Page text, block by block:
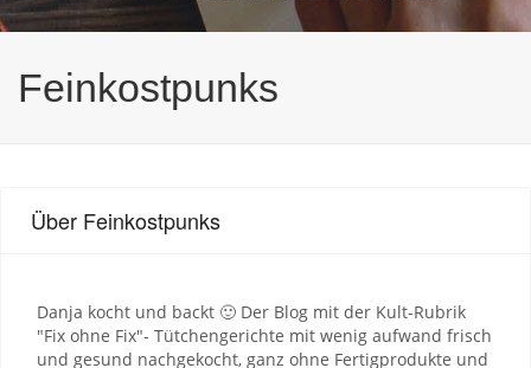
Feinkostpunks
Über Feinkostpunks
Danja kocht und backt 🙂 Der Blog mit der Kult-Rubrik
"Fix ohne Fix"- Tütchengerichte mit wenig aufwand frisch
und gesund nachgekocht, ganz ohne Fertigprodukte und